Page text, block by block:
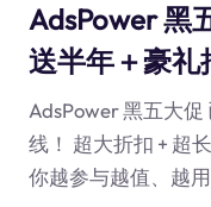
AdsPower 黑
送半年＋豪礼
AdsPower 黑五大
线！ 超大折扣 + 超
你越参与越值、越用